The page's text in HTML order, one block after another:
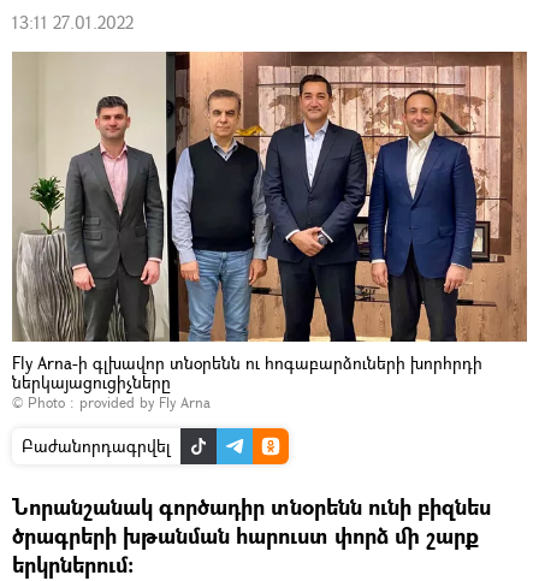
13:11 27.01.2022
Fly Arna-ի գլխավոր տնօրենն ու հոգաբարձուների խորհրդի
ներկայացուցիչները
© Photo : provided by Fly Arna
Բաժանորդագրվել
Նորանշանակ գործադիր տնօրենն ունի բիզնես
ծրագրերի խթանման հարուստ փորձ մի շարք
երկրներում։